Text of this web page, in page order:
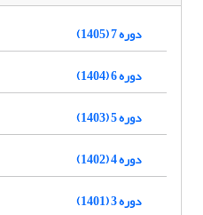
دوره 7 (1405)
دوره 6 (1404)
دوره 5 (1403)
دوره 4 (1402)
دوره 3 (1401)